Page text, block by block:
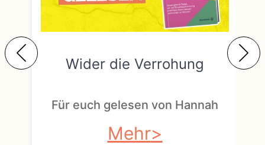
Wider die Verrohung
Für euch gelesen von Hannah
Mehr